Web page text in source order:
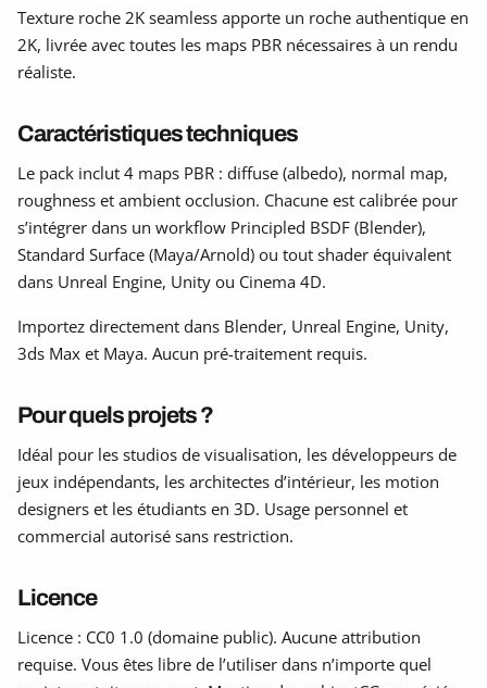
Texture roche 2K seamless apporte un roche authentique en
2K, livrée avec toutes les maps PBR nécessaires à un rendu
réaliste.
Caractéristiques techniques
Le pack inclut 4 maps PBR : diffuse (albedo), normal map,
roughness et ambient occlusion. Chacune est calibrée pour
s’intégrer dans un workflow Principled BSDF (Blender),
Standard Surface (Maya/Arnold) ou tout shader équivalent
dans Unreal Engine, Unity ou Cinema 4D.
Importez directement dans Blender, Unreal Engine, Unity,
3ds Max et Maya. Aucun pré-traitement requis.
Pour quels projets ?
Idéal pour les studios de visualisation, les développeurs de
jeux indépendants, les architectes d’intérieur, les motion
designers et les étudiants en 3D. Usage personnel et
commercial autorisé sans restriction.
Licence
Licence : CC0 1.0 (domaine public). Aucune attribution
requise. Vous êtes libre de l’utiliser dans n’importe quel